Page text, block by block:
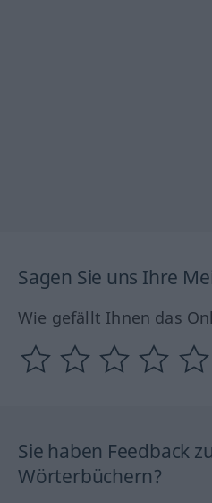
Sagen Sie uns Ihre
Wie gefällt Ihnen das
Sie haben Feedback
Wörterbüchern?